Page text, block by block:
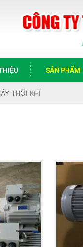
SẢN PHẨM
THỔI KHÍ